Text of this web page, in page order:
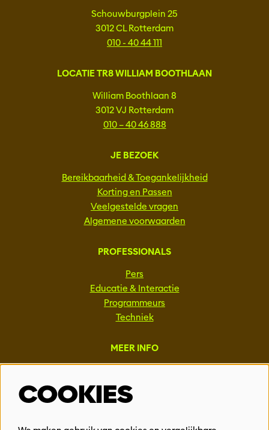
Schouwburgplein 25
3012 CL Rotterdam
010 - 40 44 111
LOCATIE TR8 WILLIAM BOOTHLAAN
William Boothlaan 8
3012 VJ Rotterdam
010 – 40 46 888
JE BEZOEK
Bereikbaarheid & Toegankelijkheid
Korting en Passen
Veelgestelde vragen
Algemene voorwaarden
PROFESSIONALS
Pers
Educatie & Interactie
Programmeurs
Techniek
MEER INFO
Vacatures
Events & Partnerships
COOKIES